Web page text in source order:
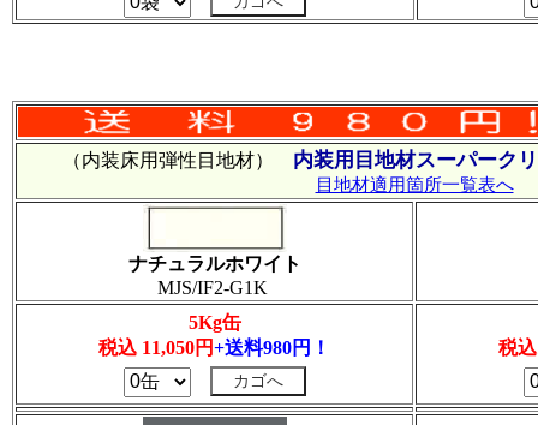
（内装床用弾性目地材） 内装用目地材スーパーク
目地材適用箇所一覧表へ
ナチュラルホワイト
MJS/IF2-G1K
5Kg缶
税込 11,050円+送料980円！ 税